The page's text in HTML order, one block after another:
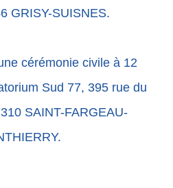
GRISY-SUISNES.
cérémonie civile à 12
Sud 77, 395 rue du
SAINT-FARGEAU-